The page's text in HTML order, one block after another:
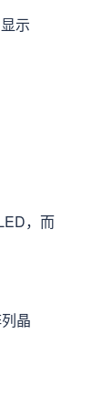
示
，而
晶